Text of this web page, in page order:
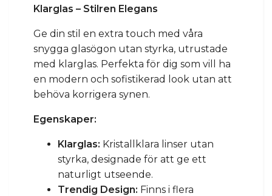
Klarglas – Stilren Elegans
Ge din stil en extra touch med våra
snygga glasögon utan styrka, utrustade
med klarglas. Perfekta för dig som vill ha
en modern och sofistikerad look utan att
behöva korrigera synen.
Egenskaper:
Klarglas: Kristallklara linser utan
styrka, designade för att ge ett
naturligt utseende.
Trendig Design: Finns i flera